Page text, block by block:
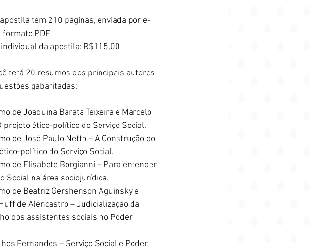
tem 210 páginas, enviada por e-
formato PDF.
da apostila: R$115,00
terá 20 resumos dos principais autores
gabaritadas:
de Joaquina Barata Teixeira e Marcelo
projeto ético-político do Serviço Social.
de José Paulo Netto – A Construção do
político do Serviço Social.
de Elisabete Borgianni – Para entender
Social na área sociojurídica.
de Beatriz Gershenson Aguinsky e
de Alencastro – Judicialização da
dos assistentes sociais no Poder
Fernandes – Serviço Social e Poder